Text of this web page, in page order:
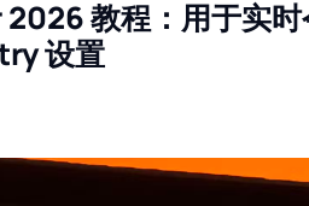
和 Luna 详解（2026 年更
教程：用于实时
设置